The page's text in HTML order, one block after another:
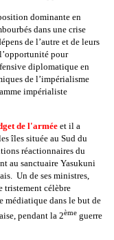
dominante en
dans une crise
de l’autre et de leurs
pour
diplomatique en
de l’impérialisme
impérialiste
de l'armée et il a
îles située au Sud du
réactionnaires du
au sanctuaire Yasukuni
Un de ses ministres,
tristement célèbre
médiatique dans le but de
pendant la 2ème guerre